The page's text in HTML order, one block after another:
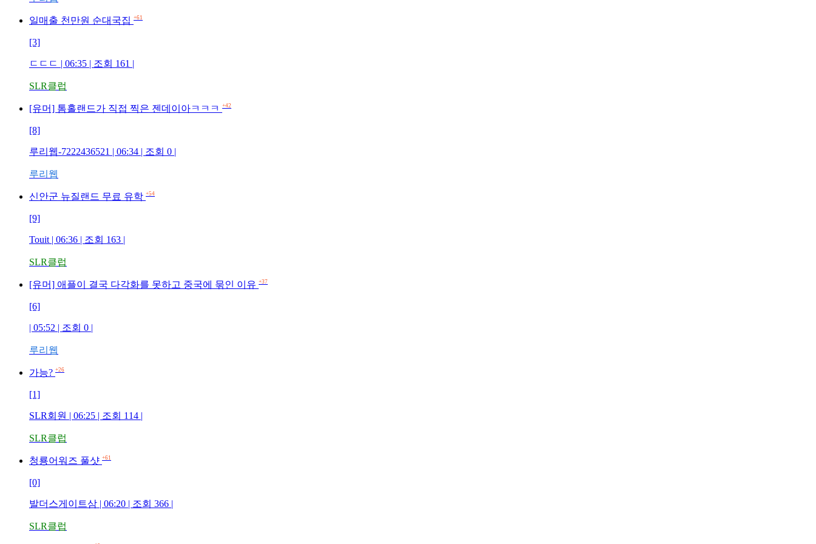
일매출 천만원 순대국집 +61
[3]
ㄷㄷㄷ | 06:35 | 조회 161 |
SLR클럽
[유머] 톰홀랜드가 직접 찍은 젠데이아ㅋㅋㅋ +42
[8]
루리웹-7222436521 | 06:34 | 조회 0 |
루리웹
신안군 뉴질랜드 무료 유학 +54
[9]
Touit | 06:36 | 조회 163 |
SLR클럽
[유머] 애플이 결국 다각화를 못하고 중국에 묶인 이유 +37
[6]
| 05:52 | 조회 0 |
루리웹
가능? +26
[1]
SLR회원 | 06:25 | 조회 114 |
SLR클럽
청룡어워즈 풀샷 +61
[0]
발더스게이트삼 | 06:20 | 조회 366 |
SLR클럽